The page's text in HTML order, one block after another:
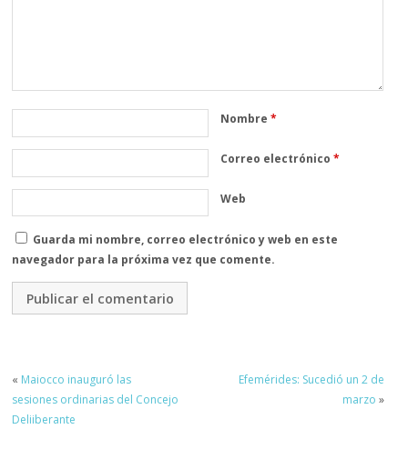
Nombre*
Correo electrónico*
Web
Guarda mi nombre, correo electrónico y web en este
navegador para la próxima vez que comente.
« Maiocco inauguró las
sesiones ordinarias del Concejo
Deliiberante
Efemérides: Sucedió un 2 de
marzo »